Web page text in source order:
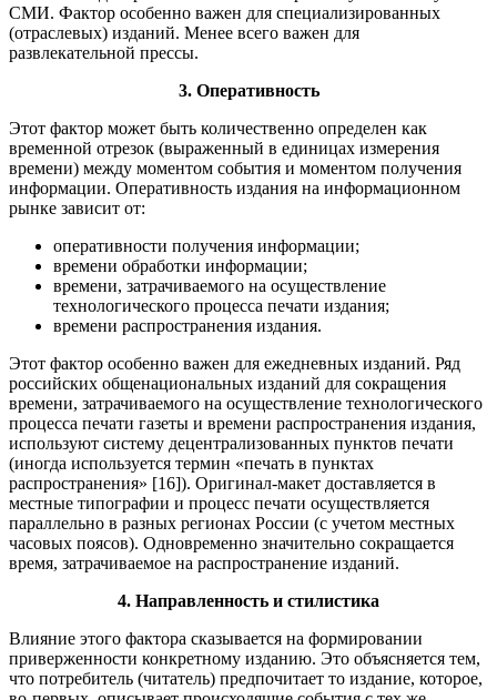
СМИ. Фактор особенно важен для специализированных
(отраслевых) изданий. Менее всего важен для
развлекательной прессы.
3. Оперативность
Этот фактор может быть количественно определен как
временной отрезок (выраженный в единицах измерения
времени) между моментом события и моментом получения
информации. Оперативность издания на информационном
рынке зависит от:
оперативности получения информации;
времени обработки информации;
времени, затрачиваемого на осуществление
технологического процесса печати издания;
времени распространения издания.
Этот фактор особенно важен для ежедневных изданий. Ряд
российских общенациональных изданий для сокращения
времени, затрачиваемого на осуществление технологического
процесса печати газеты и времени распространения издания,
используют систему децентрализованных пунктов печати
(иногда используется термин «печать в пунктах
распространения» [16]). Оригинал-макет доставляется в
местные типографии и процесс печати осуществляется
параллельно в разных регионах России (с учетом местных
часовых поясов). Одновременно значительно сокращается
время, затрачиваемое на распространение изданий.
4. Направленность и стилистика
Влияние этого фактора сказывается на формировании
приверженности конкретному изданию. Это объясняется тем,
что потребитель (читатель) предпочитает то издание, которое,